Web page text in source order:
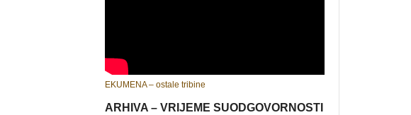
EKUMENA – ostale tribine
ARHIVA – VRIJEME SUODGOVORNOSTI